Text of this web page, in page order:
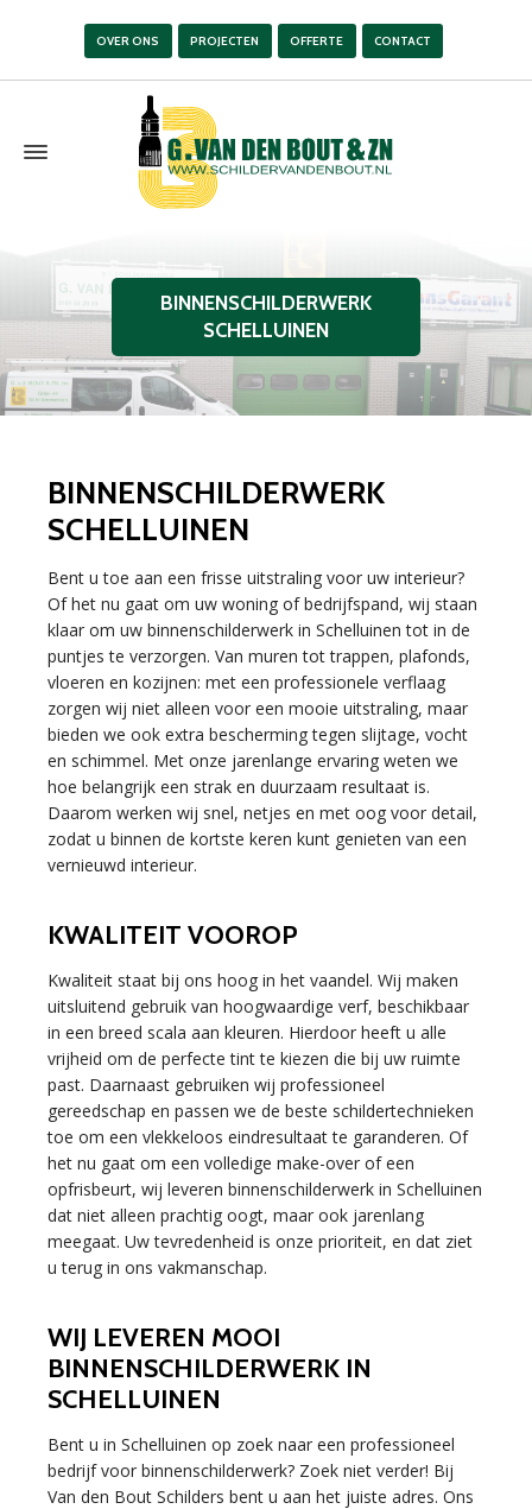
OVER ONS PROJECTEN OFFERTE CONTACT
BINNENSCHILDERWERK
SCHELLUINEN
BINNENSCHILDERWERK
SCHELLUINEN
Bent u toe aan een frisse uitstraling voor uw interieur?
Of het nu gaat om uw woning of bedrijfspand, wij staan
klaar om uw binnenschilderwerk in Schelluinen tot in de
puntjes te verzorgen. Van muren tot trappen, plafonds,
vloeren en kozijnen: met een professionele verflaag
zorgen wij niet alleen voor een mooie uitstraling, maar
bieden we ook extra bescherming tegen slijtage, vocht
en schimmel. Met onze jarenlange ervaring weten we
hoe belangrijk een strak en duurzaam resultaat is.
Daarom werken wij snel, netjes en met oog voor detail,
zodat u binnen de kortste keren kunt genieten van een
vernieuwd interieur.
KWALITEIT VOOROP
Kwaliteit staat bij ons hoog in het vaandel. Wij maken
uitsluitend gebruik van hoogwaardige verf, beschikbaar
in een breed scala aan kleuren. Hierdoor heeft u alle
vrijheid om de perfecte tint te kiezen die bij uw ruimte
past. Daarnaast gebruiken wij professioneel
gereedschap en passen we de beste schildertechnieken
toe om een vlekkeloos eindresultaat te garanderen. Of
het nu gaat om een volledige make-over of een
opfrisbeurt, wij leveren binnenschilderwerk in Schelluinen
dat niet alleen prachtig oogt, maar ook jarenlang
meegaat. Uw tevredenheid is onze prioriteit, en dat ziet
u terug in ons vakmanschap.
WIJ LEVEREN MOOI
BINNENSCHILDERWERK IN
SCHELLUINEN
Bent u in Schelluinen op zoek naar een professioneel
bedrijf voor binnenschilderwerk? Zoek niet verder! Bij
Van den Bout Schilders bent u aan het juiste adres. Ons